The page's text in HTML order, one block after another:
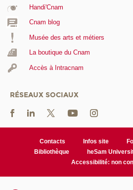
Handi'Cnam
Cnam blog
Musée des arts et métiers
La boutique du Cnam
Accès à Intracnam
RÉSEAUX SOCIAUX
Contacts Infos site
Bibliothèque
heSam
Accessibilité: non